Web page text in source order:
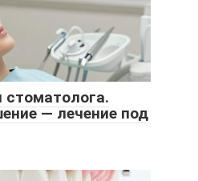
стоматолога.
— лечение под